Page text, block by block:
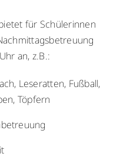
für Schülerinnen
an, z.B.:
Leseratten, Fußball,
Töpfern